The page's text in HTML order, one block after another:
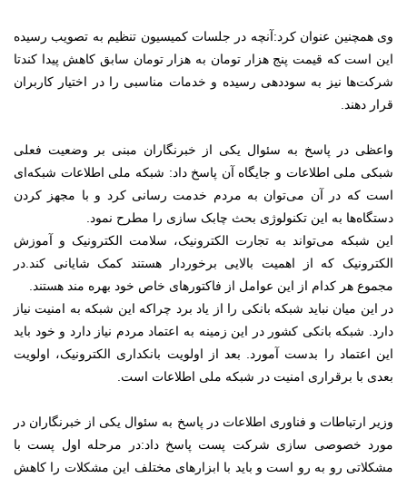
وی همچنین عنوان کرد:آنچه در جلسات کمیسیون تنظیم به تصویب رسیده
این است که قیمت پنج هزار تومان به هزار تومان سابق کاهش پیدا کندتا
شرکت‌ها نیز به سوددهی رسیده و خدمات مناسبی را در اختیار کاربران
قرار دهند.
واعظی در پاسخ به سئوال یکی از خبرنگاران مبنی بر وضعیت فعلی
شبکی ملی اطلاعات و جایگاه آن پاسخ داد: شبکه ملی اطلاعات شبکه‌ای
است که در آن می‌توان به مردم خدمت رسانی کرد و با مجهز کردن
دستگاه‌ها به این تکنولوژی بحث چابک سازی را مطرح نمود.
این شبکه می‌تواند به تجارت الکترونیک، سلامت الکترونیک و آموزش
الکترونیک که از اهمیت بالایی برخوردار هستند کمک شایانی کند.در
مجموع هر کدام از این عوامل از فاکتورهای خاص خود بهره مند هستند.
در این میان نباید شبکه بانکی را از یاد برد چراکه این شبکه به امنیت نیاز
دارد. شبکه بانکی کشور در این زمینه به اعتماد مردم نیاز دارد و خود باید
این اعتماد را بدست آمورد. بعد از اولویت بانکداری الکترونیک، اولویت
بعدی با برقراری امنیت در شبکه ملی اطلاعات است.
وزیر ارتباطات و فناوری اطلاعات در پاسخ به سئوال یکی از خبرنگاران در
مورد خصوصی سازی شرکت پست پاسخ داد:در مرحله اول پست با
مشکلاتی رو به رو است و باید با ابزارهای مختلف این مشکلات را کاهش